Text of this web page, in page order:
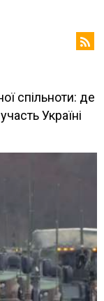
спільноти: де
Україні